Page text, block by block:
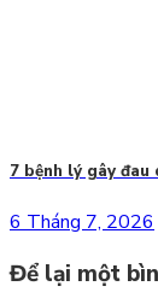
7 bệnh lý gây đau
6 Tháng 7, 2026
Để lại một